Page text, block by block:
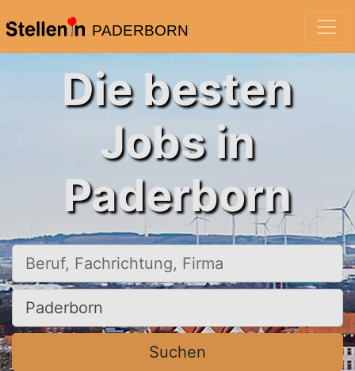
PADERBORN
Die besten
Jobs in
Paderborn
Beruf, Fachrichtung, Firma
Ort, Stadt
Suchen